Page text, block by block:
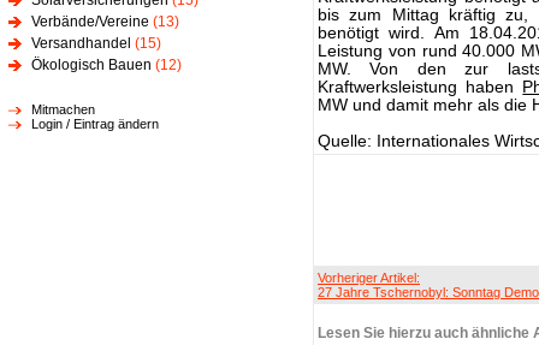
Verbände/Vereine (13)
Versandhandel (15)
Ökologisch Bauen (12)
Mitmachen
Login / Eintrag ändern
bis zum Mittag kräftig zu,
benötigt wird. Am
Leistung von rund 40.000
MW. Von den zur
Kraftwerksleistung haben
MW und damit mehr als die
Quelle: Internationales
Vorheriger Artikel:
27 Jahre Tschernobyl: Sonntag
Lesen Sie hierzu auch ähnliche